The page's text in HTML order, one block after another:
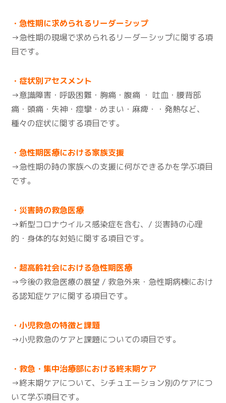
・急性期に求められるリーダーシップ
→急性期の現場で求められるリーダーシップに関する項
目です。
・症状別アセスメント
→意識障害・呼吸困難・胸痛・腹痛 ・ 吐血・腰背部
痛・頭痛・失神・痙攣・めまい・麻痺・・発熱など、
種々の症状に関する項目です。
・急性期医療における家族支援
→急性期の時の家族への支援に何ができるかを学ぶ項目
です。
・災害時の救急医療
→新型コロナウイルス感染症を含む、/ 災害時の心理
的・身体的な対処に関する項目です。
・超高齢社会における急性期医療
→今後の救急医療の展望 / 救急外来・急性期病棟におけ
る認知症ケアに関する項目です。
・小児救急の特徴と課題
→小児救急のケアと課題についての項目です。
・救急・集中治療部における終末期ケア
→終末期ケアについて、シチュエーション別のケアにつ
いて学ぶ項目です。